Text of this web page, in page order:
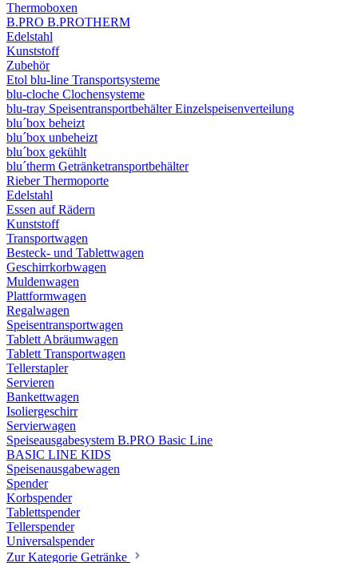
Thermoboxen
B.PRO B.PROTHERM
Edelstahl
Kunststoff
Zubehör
Etol blu-line Transportsysteme
blu-cloche Clochensysteme
blu-tray Speisentransportbehälter Einzelspeisenverteilung
blu´box beheizt
blu´box unbeheizt
blu´box gekühlt
blu´therm Getränketransportbehälter
Rieber Thermoporte
Edelstahl
Essen auf Rädern
Kunststoff
Transportwagen
Besteck- und Tablettwagen
Geschirrkorbwagen
Muldenwagen
Plattformwagen
Regalwagen
Speisentransportwagen
Tablett Abräumwagen
Tablett Transportwagen
Tellerstapler
Servieren
Bankettwagen
Isoliergeschirr
Servierwagen
Speiseausgabesystem B.PRO Basic Line
BASIC LINE KIDS
Speisenausgabewagen
Spender
Korbspender
Tablettspender
Tellerspender
Universalspender
Zur Kategorie Getränke